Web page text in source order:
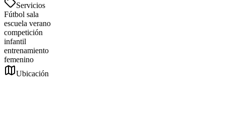
Servicios
Fútbol sala
escuela verano
competición
infantil
entrenamiento
femenino
Ubicación